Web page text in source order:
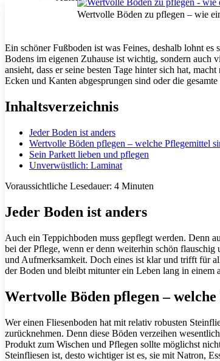
Wertvolle Böden zu pflegen – wie
Ein schöner Fußboden ist was Feines, deshalb lohnt
Bodens im eigenen Zuhause ist wichtig, sondern auch
ansieht, dass er seine besten Tage hinter sich hat,
Ecken und Kanten abgesprungen sind oder die
Inhaltsverzeichnis
Jeder Boden ist anders
Wertvolle Böden pflegen – welche Pflegemittel
Sein Parkett lieben und pflegen
Unverwüstlich: Laminat
Voraussichtliche Lesedauer: 4 Minuten
Jeder Boden ist anders
Auch ein Teppichboden muss gepflegt werden. Denn
bei der Pflege, wenn er denn weiterhin schön flauschig
und Aufmerksamkeit. Doch eines ist klar und trifft für
der Boden und bleibt mitunter ein Leben lang in einem
Wertvolle Böden pflegen –
Wer einen Fliesenboden hat mit relativ robusten
zurücknehmen. Denn diese Böden verzeihen
Produkt zum Wischen und Pflegen sollte möglichst
Steinfliesen ist, desto wichtiger ist es, sie mit Natron,